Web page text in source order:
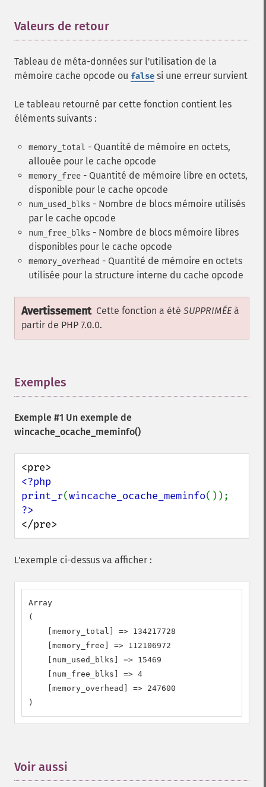
Valeurs de retour
Tableau de méta-données sur l'utilisation de la
mémoire cache opcode ou false si une erreur survient
Le tableau retourné par cette fonction contient les
éléments suivants :
memory_total - Quantité de mémoire en octets,
allouée pour le cache opcode
memory_free - Quantité de mémoire libre en octets,
disponible pour le cache opcode
num_used_blks - Nombre de blocs mémoire utilisés
par le cache opcode
num_free_blks - Nombre de blocs mémoire libres
disponibles pour le cache opcode
memory_overhead - Quantité de mémoire en octets
utilisée pour la structure interne du cache opcode
Avertissement Cette fonction a été SUPPRIMÉEà
partir de PHP 7.0.0.
Exemples
Exemple #1 Un exemple de
wincache_ocache_meminfo()
<?php
print_r(wincache_ocache_meminfo
</pre>
L'exemple ci-dessus va afficher :
Array
(
    [memory_total] => 134217728
    [memory_free] => 112106972
    [num_used_blks] => 15469
    [num_free_blks] => 4
    [memory_overhead] => 247600
)
Voir aussi